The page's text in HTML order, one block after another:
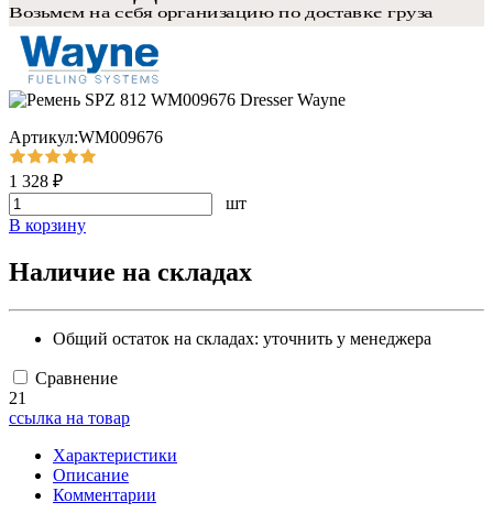
Артикул:WM009676
1 328 ₽
шт
В корзину
Наличие на складах
Общий остаток на складах: уточнить у менеджера
Сравнение
21
ссылка на товар
Характеристики
Описание
Комментарии